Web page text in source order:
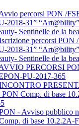
percorsi PON /
2018-31”
Sentinelle de la
percorsi PON
2018-31”
Sentinelle de la
PERCORSI
PU-2017-365
Comp. di base
- Avviso pubblico
di base 10.2.2A-